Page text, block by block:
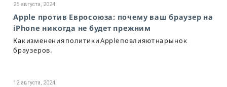
26 августа, 2024
Apple против Евросоюза: почему ваш браузер на
iPhone никогда не будет прежним
Как изменения политики Apple повлияют на рынок
браузеров.
12 августа, 2024